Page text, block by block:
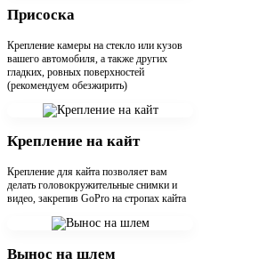
Присоска
Крепление камеры на стекло или кузов
вашего автомобиля, а также других
гладких, ровных поверхностей
(рекомендуем обезжирить)
Крепление на кайт
Крепление для кайта позволяет вам
делать головокружительные снимки и
видео, закрепив GoPro на стропах кайта
Вынос на шлем